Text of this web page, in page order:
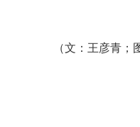
（文：王彦青；